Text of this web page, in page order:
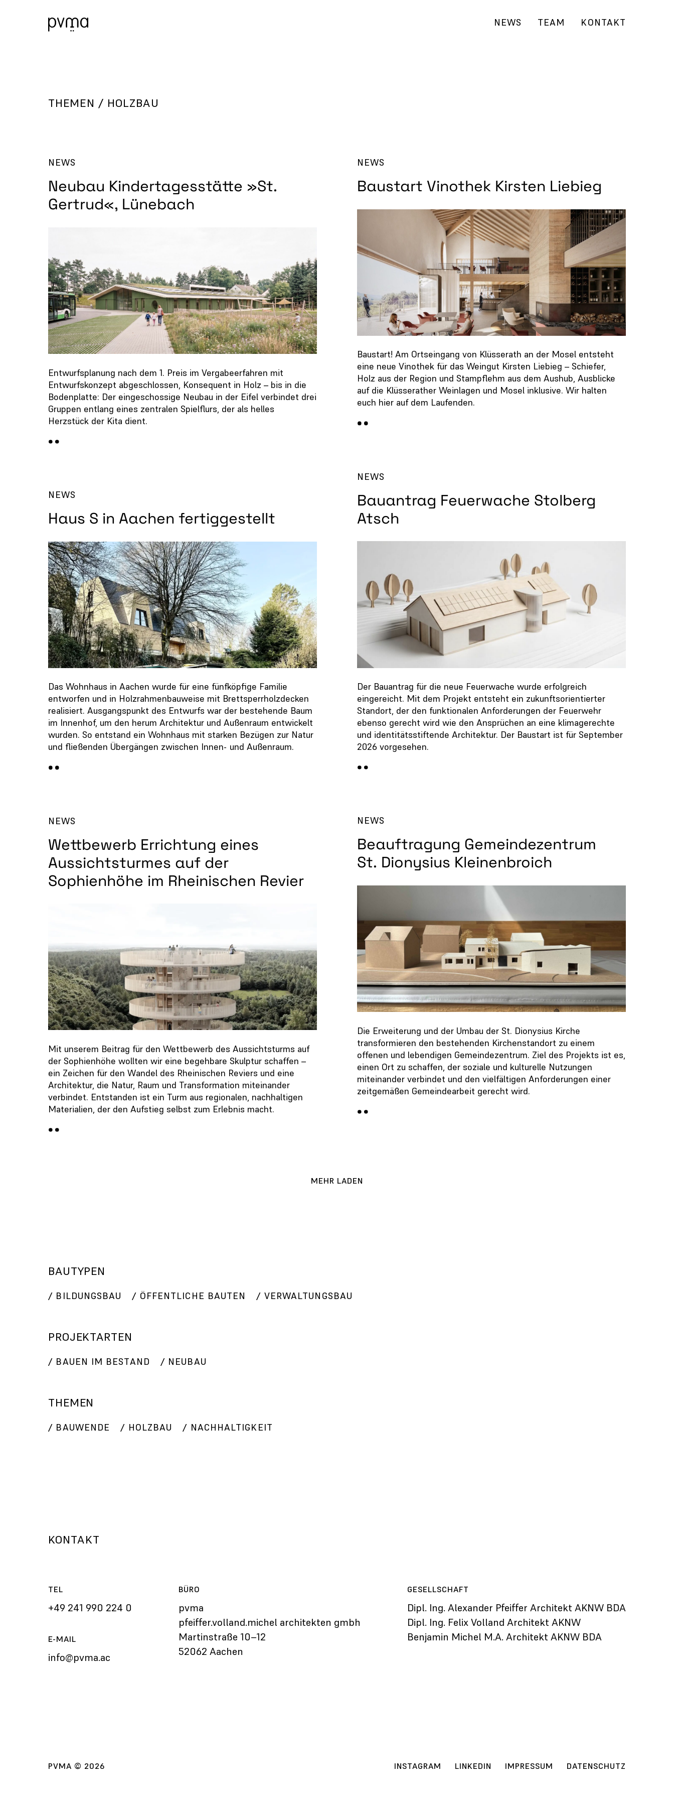
NEWS TEAM KONTAKT
THEMEN / HOLZBAU
NEWS
Neubau Kindertagesstätte »St.
Gertrud«, Lünebach
Entwurfsplanung nach dem 1. Preis im Vergabeerfahren mit
Entwurfskonzept abgeschlossen, Konsequent in Holz – bis in die
Bodenplatte: Der eingeschossige Neubau in der Eifel verbindet drei
Gruppen entlang eines zentralen Spielflurs, der als helles
Herzstück der Kita dient.
NEWS
Baustart Vinothek Kirsten Liebieg
Baustart! Am Ortseingang von Klüsserath an der Mosel entsteht
eine neue Vinothek für das Weingut Kirsten Liebieg – Schiefer,
Holz aus der Region und Stampflehm aus dem Aushub, Ausblicke
auf die Klüsserather Weinlagen und Mosel inklusive. Wir halten
euch hier auf dem Laufenden.
NEWS
Bauantrag Feuerwache Stolberg
Atsch
Der Bauantrag für die neue Feuerwache wurde erfolgreich
eingereicht. Mit dem Projekt entsteht ein zukunftsorientierter
Standort, der den funktionalen Anforderungen der Feuerwehr
ebenso gerecht wird wie den Ansprüchen an eine klimagerechte
und identitätsstiftende Architektur. Der Baustart ist für September
2026 vorgesehen.
NEWS
Haus S in Aachen fertiggestellt
Das Wohnhaus in Aachen wurde für eine fünfköpfige Familie
entworfen und in Holzrahmenbauweise mit Brettsperrholzdecken
realisiert. Ausgangspunkt des Entwurfs war der bestehende Baum
im Innenhof, um den herum Architektur und Außenraum entwickelt
wurden. So entstand ein Wohnhaus mit starken Bezügen zur Natur
und fließenden Übergängen zwischen Innen- und Außenraum.
NEWS
Beauftragung Gemeinde­zentrum
St. Dionysius Kleinenbroich
Die Erweiterung und der Umbau der St. Dionysius Kirche
transformieren den bestehenden Kirchenstandort zu einem
offenen und lebendigen Gemeindezentrum. Ziel des Projekts ist es,
einen Ort zu schaffen, der soziale und kulturelle Nutzungen
miteinander verbindet und den vielfältigen Anforderungen einer
zeitgemäßen Gemeindearbeit gerecht wird.
NEWS
Wettbewerb Errichtung eines
Aussichtsturmes auf der
Sophienhöhe im Rheinischen Revier
Mit unserem Beitrag für den Wettbewerb des Aussichtsturms auf
der Sophienhöhe wollten wir eine begehbare Skulptur schaffen –
ein Zeichen für den Wandel des Rheinischen Reviers und eine
Architektur, die Natur, Raum und Transformation miteinander
verbindet. Entstanden ist ein Turm aus regionalen, nachhaltigen
Materialien, der den Aufstieg selbst zum Erlebnis macht.
MEHR LADEN
BAUTYPEN
BILDUNGSBAU ÖFFENTLICHE BAUTEN VERWALTUNGSBAU
PROJEKTARTEN
BAUEN IM BESTAND NEUBAU
THEMEN
BAUWENDE HOLZBAU NACHHALTIGKEIT
KONTAKT
TEL
+49 241 990 224 0
E-MAIL
info@pvma.ac
BÜRO
pvma
pfeiffer.volland.michel architekten gmbh
Martinstraße 10–12
52062 Aachen
GESELLSCHAFT
Dipl. Ing. Alexander Pfeiffer Architekt AKNW BDA
Dipl. Ing. Felix Volland Architekt AKNW
Benjamin Michel M.A. Architekt AKNW BDA
PVMA © 2026 INSTAGRAM LINKEDIN IMPRESSUM DATENSCHUTZ